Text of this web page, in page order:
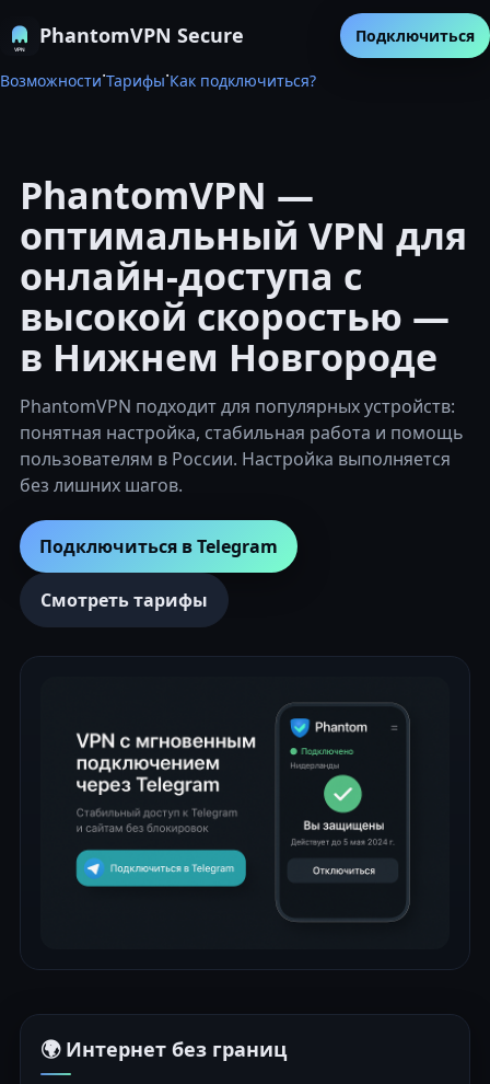
PhantomVPN Secure
Возможности·Тарифы·Как подключиться?
Подключиться
PhantomVPN —
оптимальный VPN для
онлайн-доступа с
высокой скоростью —
в Нижнем Новгороде
PhantomVPN подходит для популярных устройств:
понятная настройка, стабильная работа и помощь
пользователям в России. Настройка выполняется
без лишних шагов.
Подключиться в Telegram
Смотреть тарифы
🌍 Интернет без границ